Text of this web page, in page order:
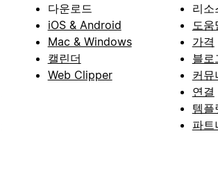
다운로드
iOS & Android
Mac & Windows
캘린더
Web Clipper
리소
도움
가격
블로
커뮤
연결
템플
파트